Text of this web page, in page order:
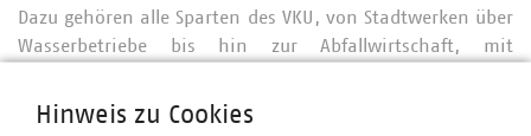
Dazu gehören alle Sparten des VKU, von Stadtwerken über
Wasserbetriebe bis hin zur Abfallwirtschaft, mit
Netzwerk trifft sich mehrmals jährlich zu Online-Treffen,
Hinweis zu Cookies